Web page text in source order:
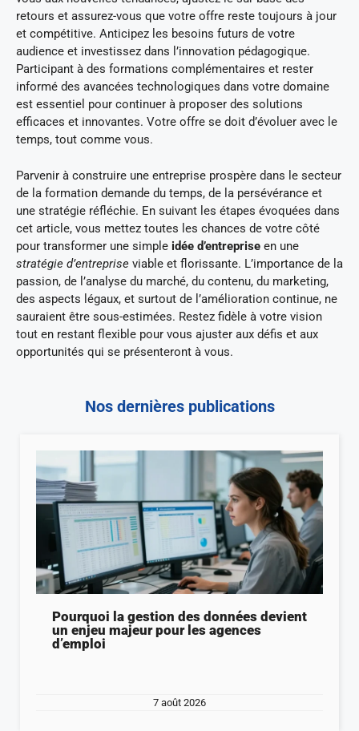
retours et assurez-vous que votre offre reste toujours à jour
et compétitive. Anticipez les besoins futurs de votre
audience et investissez dans l’innovation pédagogique.
Participant à des formations complémentaires et rester
informé des avancées technologiques dans votre domaine
est essentiel pour continuer à proposer des solutions
efficaces et innovantes. Votre offre se doit d’évoluer avec le
temps, tout comme vous.
Parvenir à construire une entreprise prospère dans le secteur
de la formation demande du temps, de la persévérance et
une stratégie réfléchie. En suivant les étapes évoquées dans
cet article, vous mettez toutes les chances de votre côté
pour transformer une simple idée d’entreprise en une
stratégie d’entreprise viable et florissante. L’importance de la
passion, de l’analyse du marché, du contenu, du marketing,
des aspects légaux, et surtout de l’amélioration continue, ne
sauraient être sous-estimées. Restez fidèle à votre vision
tout en restant flexible pour vous ajuster aux défis et aux
opportunités qui se présenteront à vous.
Nos dernières publications
Pourquoi la gestion des données devient
un enjeu majeur pour les agences
d’emploi
7 août 2026